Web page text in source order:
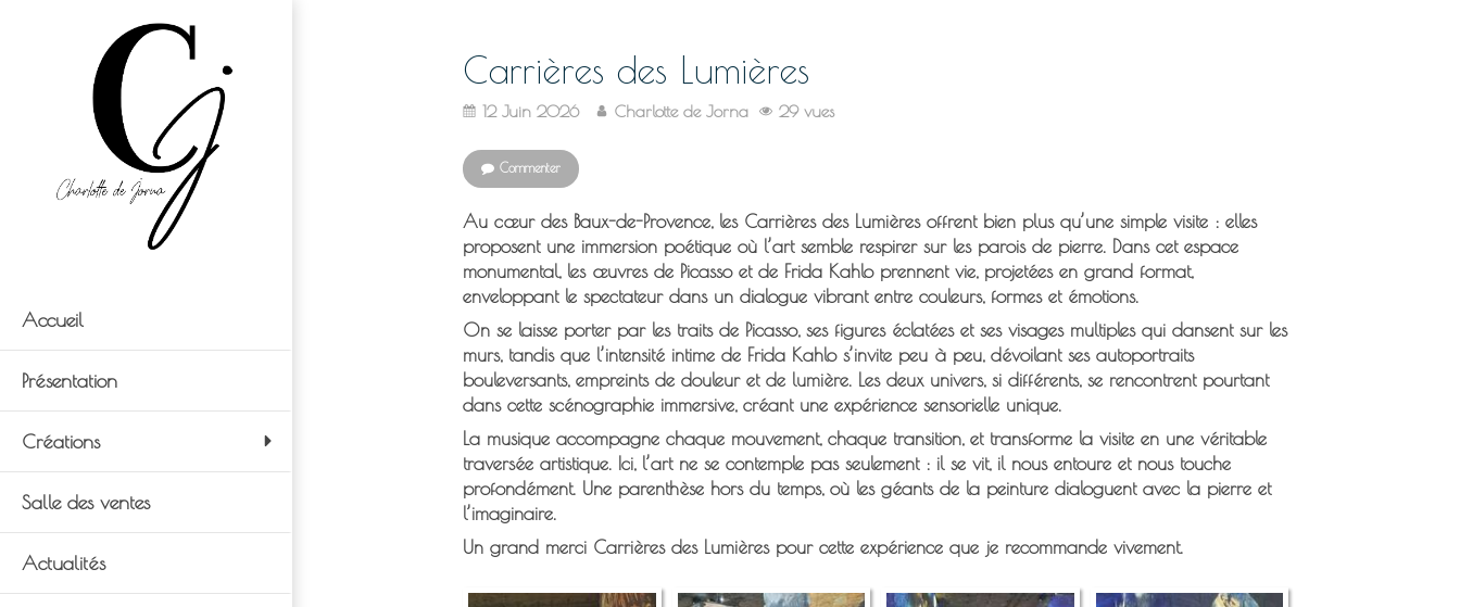
Accueil
Présentation
Créations
Salle des ventes
Actualités
Carrières des Lumières
12 Juin 2026 Charlotte de Jorna 29 vues
Commenter
Au cœur des Baux-de-Provence, les Carrières des Lumières offrent bien plus qu’une simple visite : elles
proposent une immersion poétique où l’art semble respirer sur les parois de pierre. Dans cet espace
monumental, les œuvres de Picasso et de Frida Kahlo prennent vie, projetées en grand format,
enveloppant le spectateur dans un dialogue vibrant entre couleurs, formes et émotions.
On se laisse porter par les traits de Picasso, ses figures éclatées et ses visages multiples qui dansent sur les
murs, tandis que l’intensité intime de Frida Kahlo s’invite peu à peu, dévoilant ses autoportraits
bouleversants, empreints de douleur et de lumière. Les deux univers, si différents, se rencontrent pourtant
dans cette scénographie immersive, créant une expérience sensorielle unique.
La musique accompagne chaque mouvement, chaque transition, et transforme la visite en une véritable
traversée artistique. Ici, l’art ne se contemple pas seulement : il se vit, il nous entoure et nous touche
profondément. Une parenthèse hors du temps, où les géants de la peinture dialoguent avec la pierre et
l’imaginaire.
Un grand merci Carrières des Lumières pour cette expérience que je recommande vivement.